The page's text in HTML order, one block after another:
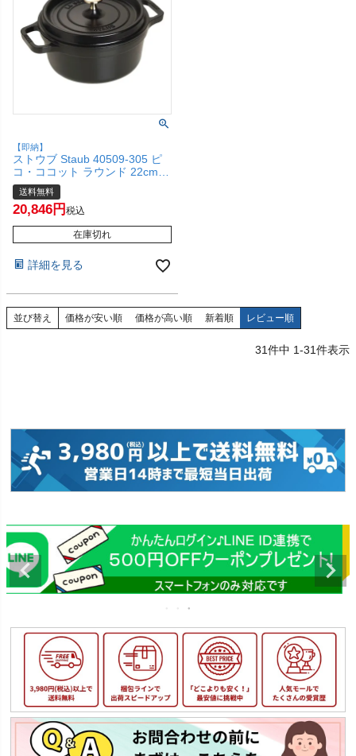
【即納】
ストウブ Staub 40509-305 ピ
コ・ココット ラウンド 22cm
ブラック【ホーロー鍋 調理器具
鋳物 両手鍋 IH対応 お鍋 琺瑯
ホーロー 保温】【シリアルNo
付国内正規品/国内生涯保証書
付】【宅配便送料無料】
送料無料
20,846 税込
在庫切れ
詳細を見る
並び替え 価格が安い順 価格が高い順 新着順 レビュー順
31件中 1-31件表示